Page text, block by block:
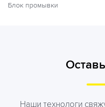
Блок промывки
Наши технологи